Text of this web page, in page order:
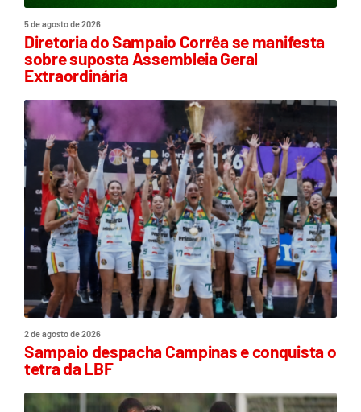
5 de agosto de 2026
Diretoria do Sampaio Corrêa se manifesta
sobre suposta Assembleia Geral
Extraordinária
2 de agosto de 2026
Sampaio despacha Campinas e conquista o
tetra da LBF